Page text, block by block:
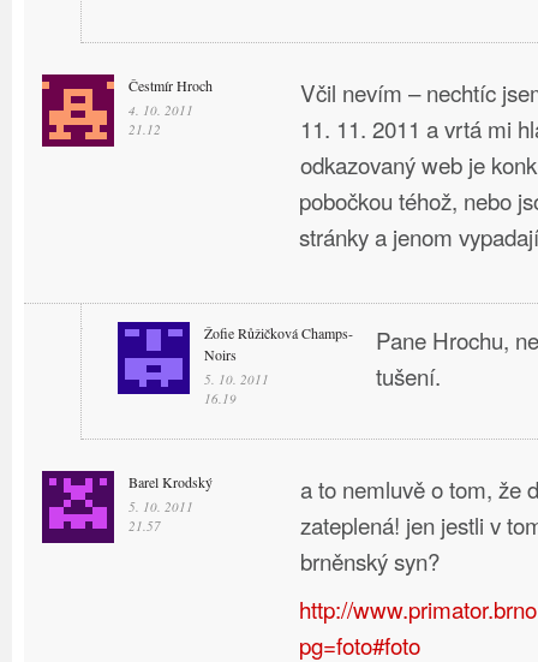
Čestmír Hroch
4. 10. 2011
21.12
Včil nevím – nechtíc
11. 11. 2011 a vrtá mi
odkazovaný web je
pobočkou téhož, nebo
stránky a jenom
Žofie Růžičková Champs-
Noirs
5. 10. 2011
16.19
Pane Hrochu,
tušení.
Barel Krodský
5. 10. 2011
21.57
a to nemluvě o tom, že
zateplená! jen jestli v
brněnský syn?
http://
pg=foto#foto